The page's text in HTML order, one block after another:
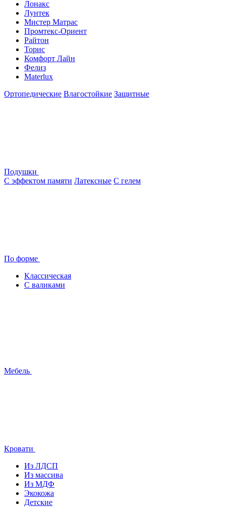
Лонакс
Лунтек
Мистер Матрас
Промтекс-Ориент
Райтон
Торис
Комфорт Лайн
Фелиз
Materlux
Ортопедические Влагостойкие Защитные
Подушки
С эффектом памяти Латексные С гелем
По форме
Классическая
С валиками
Мебель
Кровати
Из ЛДСП
Из массива
Из МДФ
Экокожа
Детские